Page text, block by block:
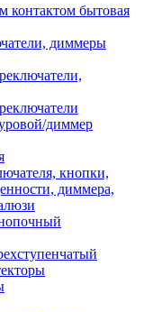
контактом бытовая
диммеры
диммер
кнопки,
диммера,